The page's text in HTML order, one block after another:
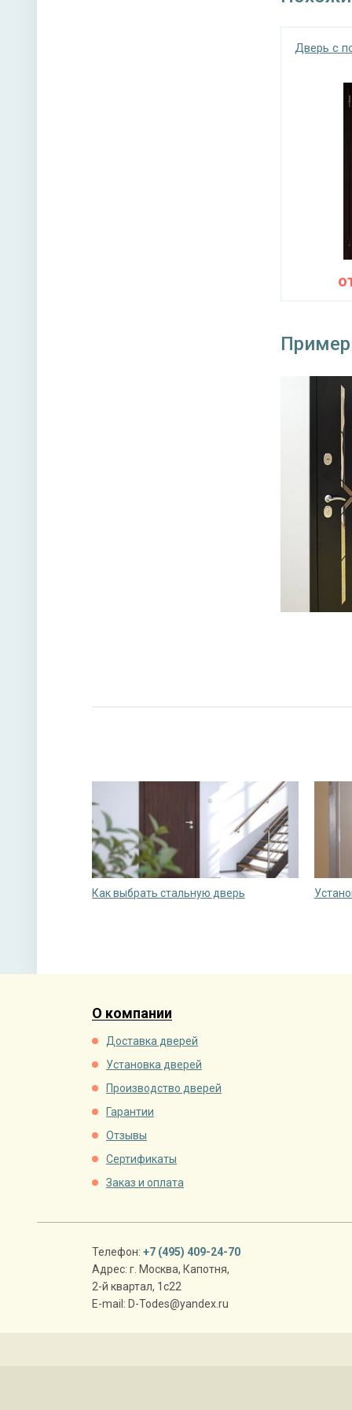
Дверь с
Как выбрать стальную дверь
О компании
Доставка дверей
Установка дверей
Производство дверей
Гарантии
Отзывы
Сертификаты
Заказ и оплата
Телефон: +7 (495) 409-24-70
Адрес: г. Москва, Капотня,
2-й квартал, 1с22
E-mail: D-Todes@yandex.ru